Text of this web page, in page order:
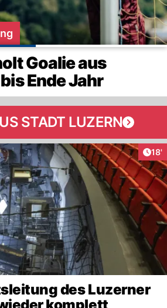
Goalie aus
Ende Jahr
STADT LUZERN
18'
des Luzerner